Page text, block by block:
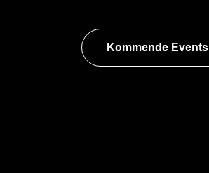
Kommende Events